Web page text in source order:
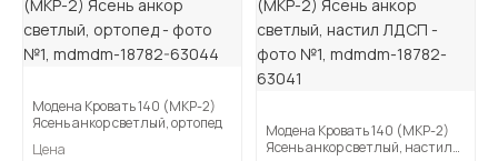
Модена Кровать 140 (МКР-2)
Ясень анкор светлый, ортопед
Цена
Модена Кровать 140 (МКР-2)
Ясень анкор светлый, настил